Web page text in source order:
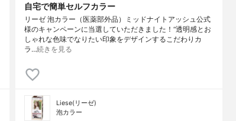
自宅で簡単セルフカラー
リーゼ 泡カラー（医薬部外品）ミッドナイトアッシュ公式
様のキャンペーンに当選していただきました！“透明感とお
しゃれな色味でなりたい印象をデザインするこだわりカ
ラ…続きを見る
Liese(リーゼ)
泡カラー